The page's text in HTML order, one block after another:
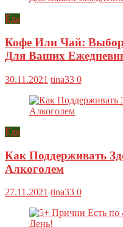
Еда
Кофе Или Чай:
Для Ваших
30.11.2021 tina33 0
Еда
Как Поддерживать
Алкоголем
27.11.2021 tina33 0